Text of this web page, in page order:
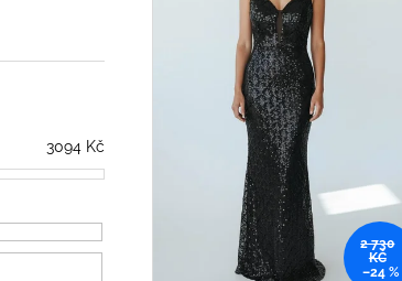
3094 Kč
2 730
KČ
–24 %
936 Kč